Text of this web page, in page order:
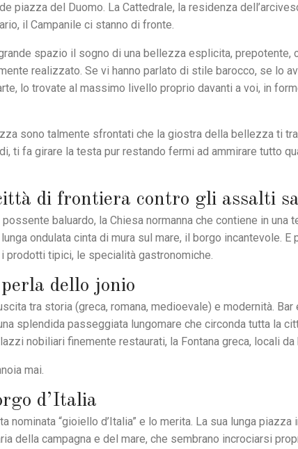
piazza del Duomo. La Cattedrale, la residenza
il Campanile ci stanno di fronte.
spazio il sogno di una bellezza esplicita, prepotente,
realizzato. Se vi hanno parlato di stile barocco, se lo
lo trovate al massimo livello proprio davanti a voi, in
sono talmente sfrontati che la giostra della bellezza ti
ti fa girare la testa pur restando fermi ad ammirare tutto
di frontiera contro gli assalti
baluardo, la Chiesa normanna che contiene in una
ondulata cinta di mura sul mare, il borgo incantevole. E
prodotti tipici, le specialità gastronomiche.
dello jonio
tra storia (greca, romana, medioevale) e modernità. Bar
splendida passeggiata lungomare che circonda tutta la
nobiliari finemente restaurati, la Fontana greca, locali da
mai.
d’Italia
nominata “gioiello d’Italia” e lo merita. La sua lunga piazza
della campagna e del mare, che sembrano incrociarsi